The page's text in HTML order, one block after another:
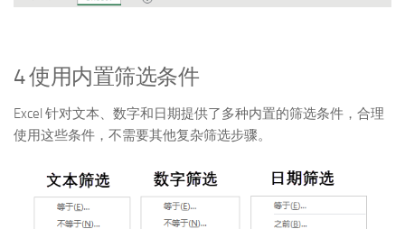
4 使用内置筛选条件
Excel 针对文本、数字和日期提供了多种内置的筛选条件，合理
使用这些条件，不需要其他复杂筛选步骤。